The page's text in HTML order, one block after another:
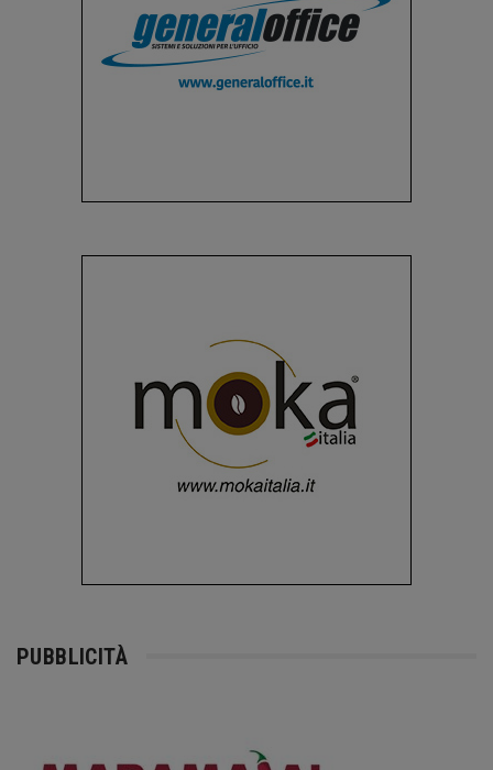
PUBBLICITÀ